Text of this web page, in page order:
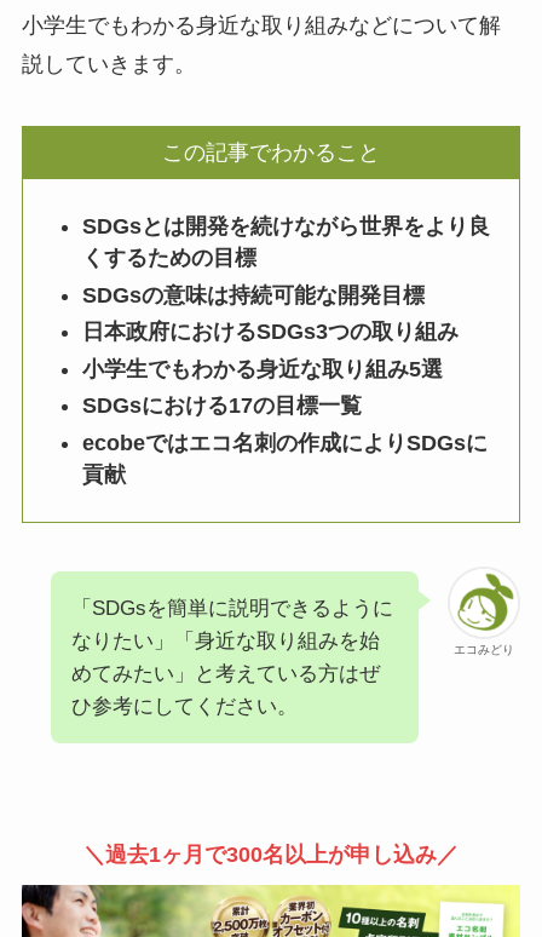
小学生でもわかる身近な取り組みなどについて解
説していきます。
この記事でわかること
SDGsとは開発を続けながら世界をより良
くするための目標
SDGsの意味は持続可能な開発目標
日本政府におけるSDGs3つの取り組み
小学生でもわかる身近な取り組み5選
SDGsにおける17の目標一覧
ecobeではエコ名刺の作成によりSDGsに
貢献
エコみどり
「SDGsを簡単に説明できるように
なりたい」「身近な取り組みを始
めてみたい」と考えている方はぜ
ひ参考にしてください。
＼過去1ヶ月で300名以上が申し込み／